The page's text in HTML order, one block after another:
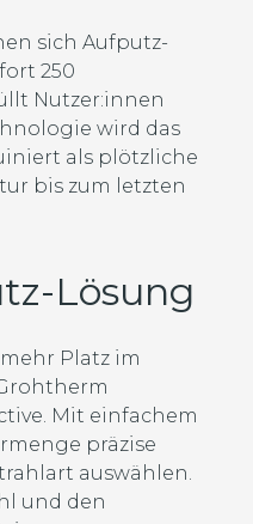
sich Aufputz-
250
Nutzer:innen
wird das
als plötzliche
bis zum letzten
Lösung
Platz im
Mit einfachem
präzise
auswählen.
und den